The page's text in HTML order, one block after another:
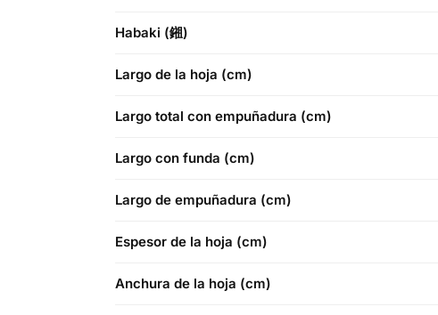
Habaki (鎺)
Largo de la hoja (cm)
Largo total con empuñadura (cm)
Largo con funda (cm)
Largo de empuñadura (cm)
Espesor de la hoja (cm)
Anchura de la hoja (cm)